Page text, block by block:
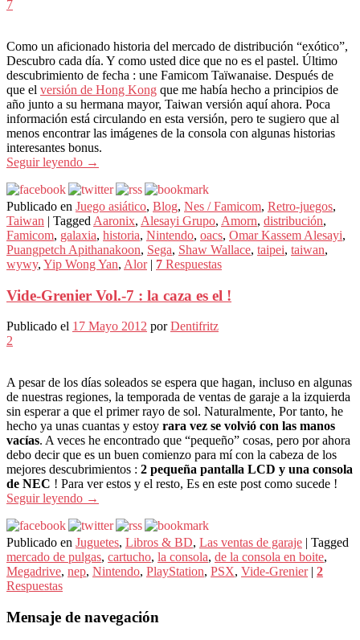
7
Como un aficionado historia del mercado de distribución “exótico”,
Descubro cada día. Y como usted dice que no es el pastel. Último
descubrimiento de fecha : une Famicom Taïwanaise. Después de
que el versión de Hong Kong que me había hecho a principios de
año junto a su hermana mayor, Taiwan versión aquí ahora. Poca
información está circulando en esta versión, pero te sugiero que al
menos encontrar las imágenes de la consola con algunas historias
interesantes bonus.
Seguir leyendo →
Publicado en Juego asiático, Blog, Nes / Famicom, Retro-juegos,
Taiwan | Tagged Aaronix, Alesayi Grupo, Amorn, distribución,
Famicom, galaxia, historia, Nintendo, oacs, Omar Kassem Alesayi,
Puangpetch Apithanakoon, Sega, Shaw Wallace, taipei, taiwan,
wywy, Yip Wong Yan, Alor | 7 Respuestas
Vide-Grenier Vol.-7 : la caza es el !
Publicado el 17 Mayo 2012 porDentifritz
2
A pesar de los días soleados se espera que hagan, incluso en algunas
de nuestras regiones, la temporada de ventas de garaje a la izquierda
sin esperar a que el primer rayo de sol. Naturalmente, Por tanto, he
hecho ya unas cuantas y estoy rara vez se volvió con las manos
vacías. A veces he encontrado que “pequeño” cosas, pero por ahora
debo decir que es un buen comienzo para mí con la cabeza de los
mejores descubrimientos : 2 pequeña pantalla LCD y una consola
de NEC ! Para ver estos y el resto, Es en este post como sucede !
Seguir leyendo →
Publicado en Juguetes, Libros & BD, Las ventas de garaje | Tagged
mercado de pulgas, cartucho, la consola, de la consola en boite,
Megadrive, nep, Nintendo, PlayStation, PSX, Vide-Grenier | 2
Respuestas
Mensaje de navegación